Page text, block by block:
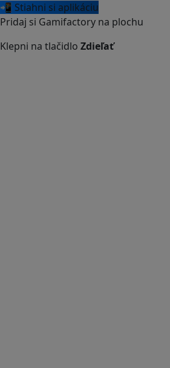
📲 Stiahni si aplikáciu
Pridaj si Gamifactory na plochu
Klepni na tlačidlo Zdieľať